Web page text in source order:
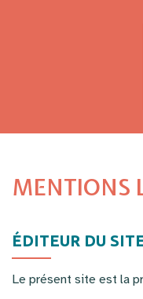
MENTIONS
ÉDITEUR DU
Le présent site est la